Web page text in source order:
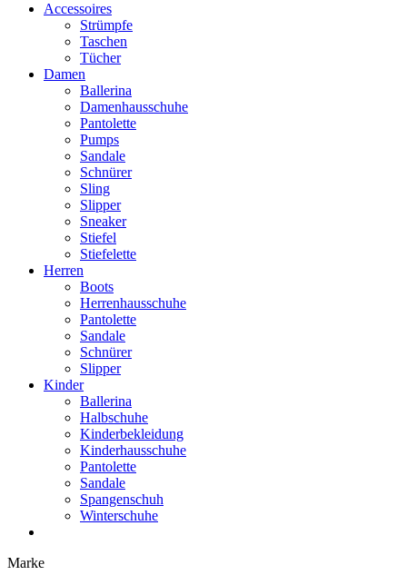
Accessoires
Strümpfe
Taschen
Tücher
Damen
Ballerina
Damenhausschuhe
Pantolette
Pumps
Sandale
Schnürer
Sling
Slipper
Sneaker
Stiefel
Stiefelette
Herren
Boots
Herrenhausschuhe
Pantolette
Sandale
Schnürer
Slipper
Kinder
Ballerina
Halbschuhe
Kinderbekleidung
Kinderhausschuhe
Pantolette
Sandale
Spangenschuh
Winterschuhe
Marke